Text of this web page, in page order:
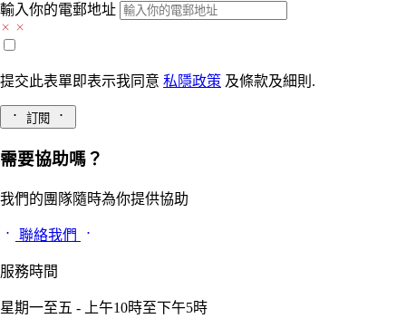
輸入你的電郵地址
提交此表單即表示我同意 私隱政策 及條款及細則.
訂閱
需要協助嗎？
我們的團隊隨時為你提供協助
聯絡我們
服務時間
星期一至五 - 上午10時至下午5時